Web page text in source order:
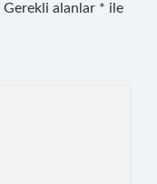
Gerekli alanlar * ile